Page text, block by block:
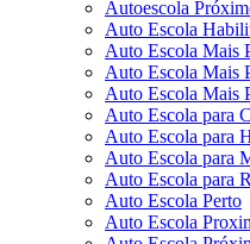
Autoescola
Auto Escola
Auto Escola Mais
Auto Escola Mais
Auto Escola Mais
Auto Escola para
Auto Escola para
Auto Escola para
Auto Escola para
Auto Escola Perto
Auto Escola